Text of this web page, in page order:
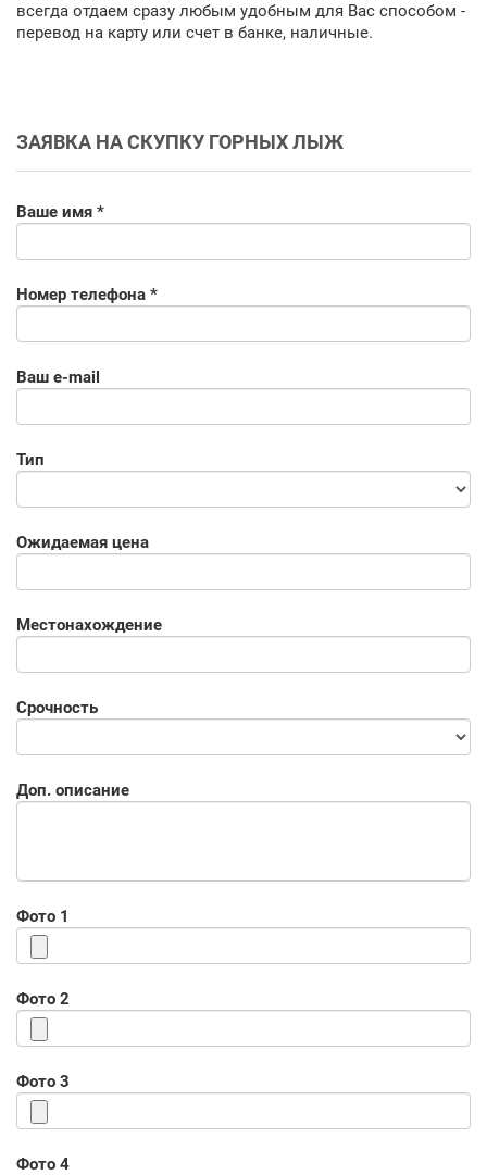
всегда отдаем сразу любым удобным для Вас способом -
перевод на карту или счет в банке, наличные.
ЗАЯВКА НА СКУПКУ ГОРНЫХ ЛЫЖ
Ваше имя *
Номер телефона *
Ваш e-mail
Тип
Ожидаемая цена
Местонахождение
Срочность
Доп. описание
Фото 1
Фото 2
Фото 3
Фото 4